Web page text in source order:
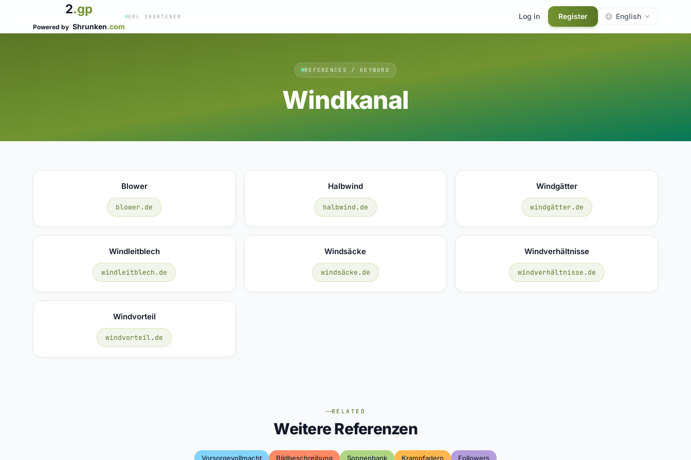
2.gp
Powered by Shrunken.com
URL SHORTENER Log in Register English
REFERENCES / KEYWORD
Windkanal
Blower
blower.de
Halbwind
halbwind.de
Windgätter
windgätter.de
Windleitblech
windleitblech.de
Windsäcke
windsäcke.de
Windverhältnisse
windverhältnisse.de
Windvorteil
windvorteil.de
RELATED
Weitere Referenzen
Vorsorgevollmacht Bildbeschreibung Sonnenbank Krampfadern Followers